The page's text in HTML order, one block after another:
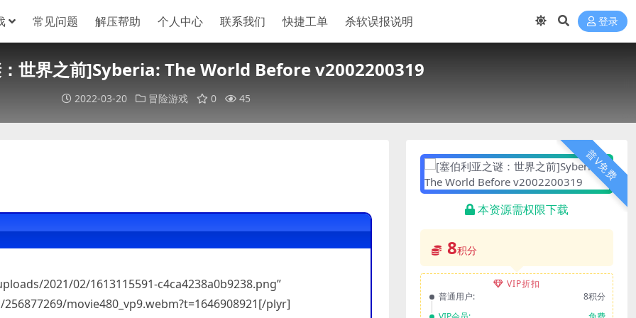
常见问题 解压帮助 个人中心 联系我们 快捷工单 杀软误报说明 登录
世界之前]Syberia: The World Before v2002200319
2022-03-20 冒险游戏 0 45
2021/02/1613115591-c4ca4238a0b9238.png”
movie480_vp9.webm?t=1646908921[/plyr]
普V免费
本资源需权限下载
8积分
VIP折扣
普通用户:
8积分